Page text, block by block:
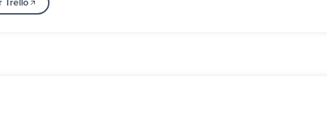
Trello